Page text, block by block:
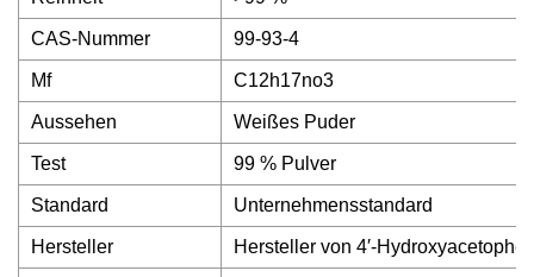
CAS-Nummer 99-93-4
Mf C12h17no3
Aussehen Weißes Puder
Test 99 % Pulver
Standard Unternehmensstandard
Hersteller Hersteller von 4′-